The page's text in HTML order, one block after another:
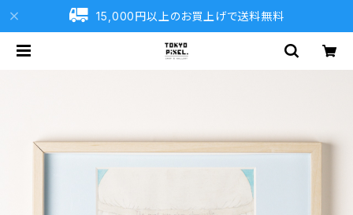
15,000円以上のお買上げで送料無料